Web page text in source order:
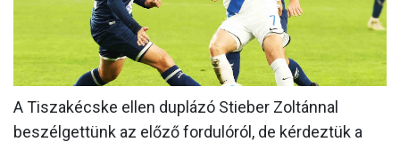
KLUB
GALÉRIA
SZURKOLÓI ÉLMÉNYEK
AKKREDITÁCIÓ
A Tiszakécske ellen duplázó Stieber Zoltánnal
beszélgettünk az előző fordulóról, de kérdeztük a